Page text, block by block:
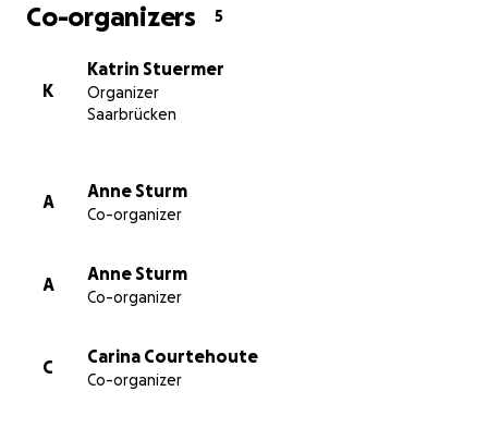
Co-organizers 5
K
Katrin Stuermer
Organizer
Saarbrücken
A
Anne Sturm
Co-organizer
A
Anne Sturm
Co-organizer
C
Carina Courtehoute
Co-organizer